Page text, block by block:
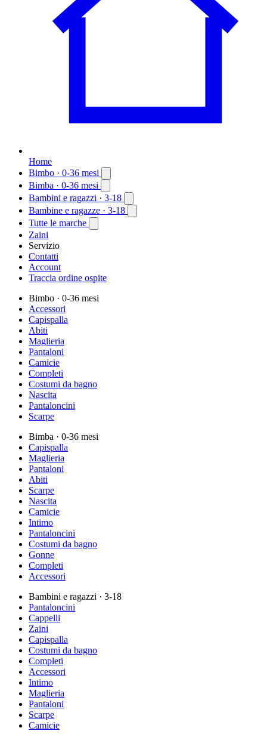
Home
Bimbo · 0-36 mesi
Bimba · 0-36 mesi
Bambini e ragazzi · 3-18
Bambine e ragazze · 3-18
Tutte le marche
Zaini
Servizio
Contatti
Account
Traccia ordine ospite
Bimbo · 0-36 mesi
Accessori
Capispalla
Abiti
Maglieria
Pantaloni
Camicie
Completi
Costumi da bagno
Nascita
Pantaloncini
Scarpe
Bimba · 0-36 mesi
Capispalla
Maglieria
Pantaloni
Abiti
Scarpe
Nascita
Camicie
Intimo
Pantaloncini
Costumi da bagno
Gonne
Completi
Accessori
Bambini e ragazzi · 3-18
Pantaloncini
Cappelli
Zaini
Capispalla
Costumi da bagno
Completi
Accessori
Intimo
Maglieria
Pantaloni
Scarpe
Camicie